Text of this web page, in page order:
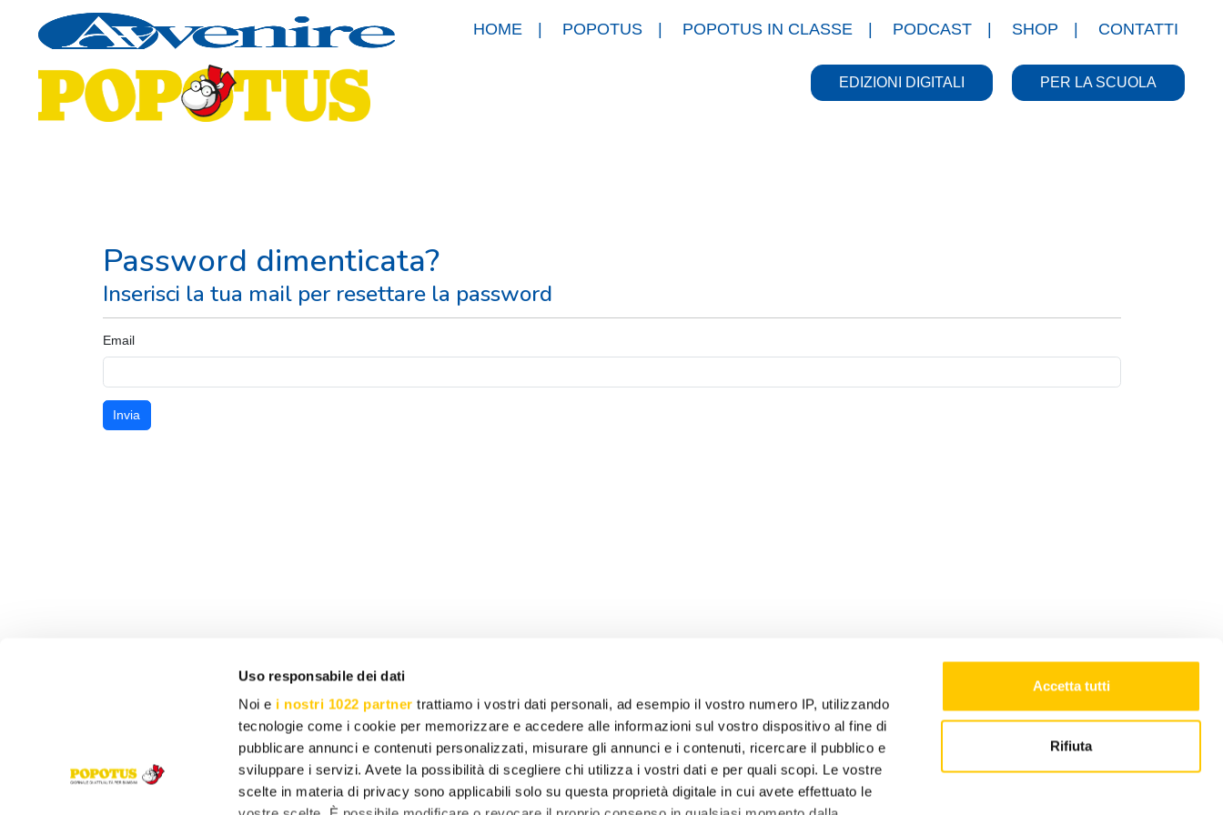
Uso responsabile dei dati
Noi e i nostri 1022 partner trattiamo i vostri dati personali, ad esempio il vostro numero IP, utilizzando
tecnologie come i cookie per memorizzare e accedere alle informazioni sul vostro dispositivo al fine di
pubblicare annunci e contenuti personalizzati, misurare gli annunci e i contenuti, ricercare il pubblico e
sviluppare i servizi. Avete la possibilità di scegliere chi utilizza i vostri dati e per quali scopi. Le vostre
scelte in materia di privacy sono applicabili solo su questa proprietà digitale in cui avete effettuato le
Accetta tutti
Rifiuta
HOME POPOTUS POPOTUS IN CLASSE PODCAST SHOP CONTATTI
EDIZIONI DIGITALI PER LA SCUOLA
Password dimenticata?
Inserisci la tua mail per resettare la password
Email
Invia